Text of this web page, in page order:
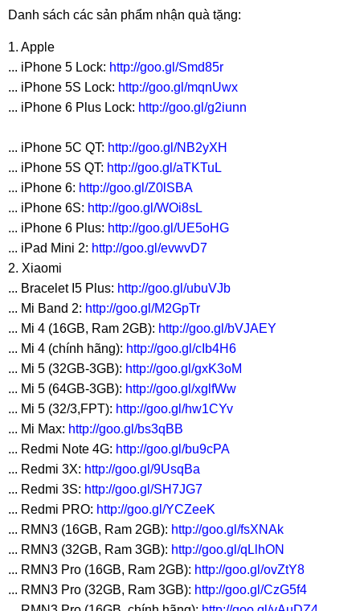
Danh sách các sản phẩm nhận quà tặng:
1. Apple
... iPhone 5 Lock: http://goo.gl/Smd85r
... iPhone 5S Lock: http://goo.gl/mqnUwx
... iPhone 6 Plus Lock: http://goo.gl/g2iunn
... iPhone 5C QT: http://goo.gl/NB2yXH
... iPhone 5S QT: http://goo.gl/aTKTuL
... iPhone 6: http://goo.gl/Z0lSBA
... iPhone 6S: http://goo.gl/WOi8sL
... iPhone 6 Plus: http://goo.gl/UE5oHG
... iPad Mini 2: http://goo.gl/evwvD7
2. Xiaomi
... Bracelet I5 Plus: http://goo.gl/ubuVJb
... Mi Band 2: http://goo.gl/M2GpTr
... Mi 4 (16GB, Ram 2GB): http://goo.gl/bVJAEY
... Mi 4 (chính hãng): http://goo.gl/cIb4H6
... Mi 5 (32GB-3GB): http://goo.gl/gxK3oM
... Mi 5 (64GB-3GB): http://goo.gl/xglfWw
... Mi 5 (32/3,FPT): http://goo.gl/hw1CYv
... Mi Max: http://goo.gl/bs3qBB
... Redmi Note 4G: http://goo.gl/bu9cPA
... Redmi 3X: http://goo.gl/9UsqBa
... Redmi 3S: http://goo.gl/SH7JG7
... Redmi PRO: http://goo.gl/YCZeeK
... RMN3 (16GB, Ram 2GB): http://goo.gl/fsXNAk
... RMN3 (32GB, Ram 3GB): http://goo.gl/qLlhON
... RMN3 Pro (16GB, Ram 2GB): http://goo.gl/ovZtY8
... RMN3 Pro (32GB, Ram 3GB): http://goo.gl/CzG5f4